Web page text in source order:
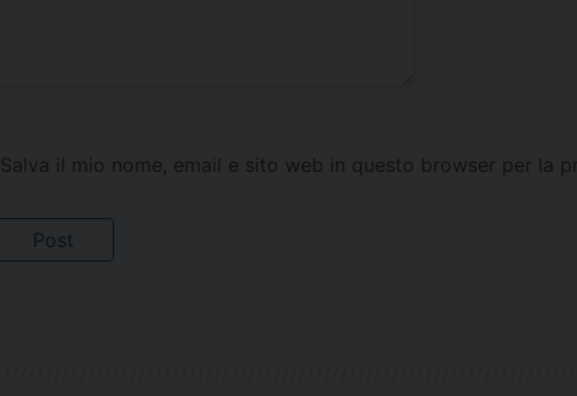
Salva il mio nome, email e sito web in questo browser per la